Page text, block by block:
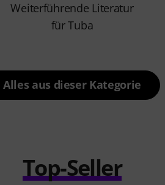
Weiterführende Literatur
für Tuba
Alles aus dieser Kategorie
Top-Seller